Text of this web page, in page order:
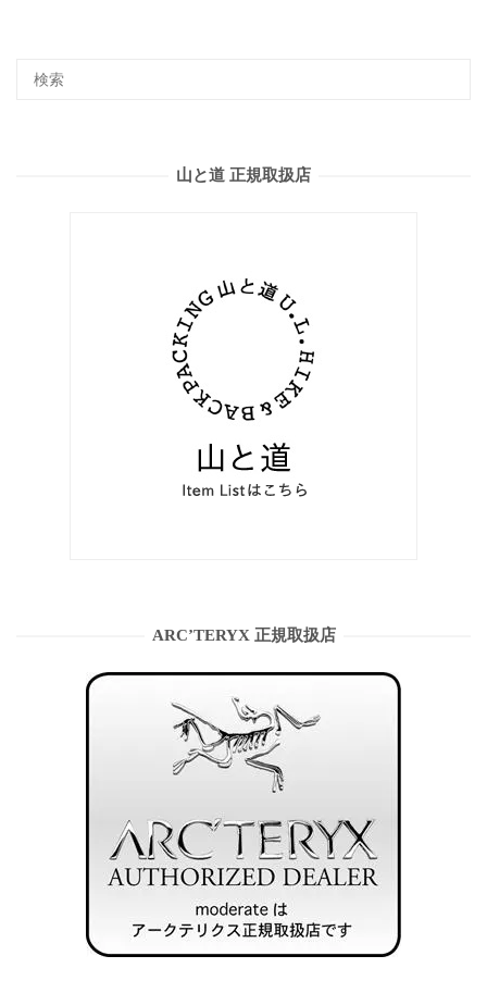
山と道 正規取扱店
ARC’TERYX 正規取扱店